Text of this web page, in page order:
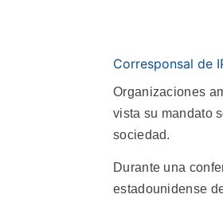
Corresponsal de
Organizaciones
vista su mandato
sociedad.
Durante una
estadounidense